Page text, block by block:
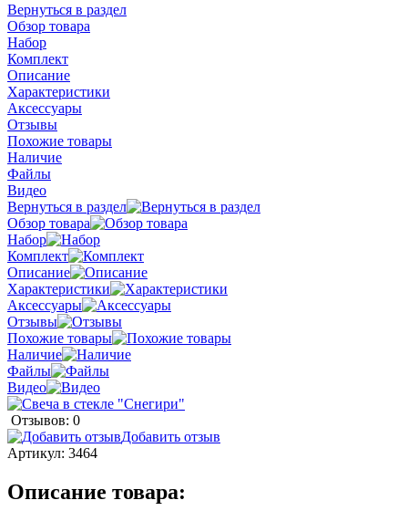
Вернуться в раздел
Обзор товара
Набор
Комплект
Описание
Характеристики
Аксессуары
Отзывы
Похожие товары
Наличие
Файлы
Видео
Вернуться в раздел
Обзор товара
Набор
Комплект
Описание
Характеристики
Аксессуары
Отзывы
Похожие товары
Наличие
Файлы
Видео
Отзывов: 0
Добавить отзыв
Артикул: 3464
Описание товара: